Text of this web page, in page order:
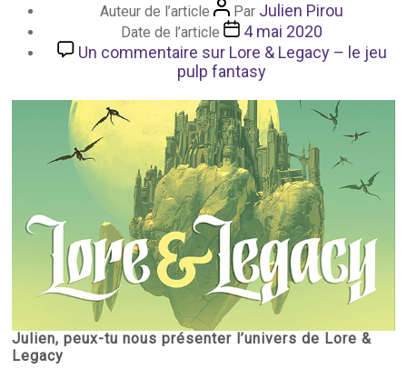
Auteur de l’article Par Julien Pirou
Date de l’article
4 mai 2020
Un commentaire sur Lore & Legacy – le jeu
pulp fantasy
Julien, peux-tu nous présenter l’univers de Lore &
Legacy